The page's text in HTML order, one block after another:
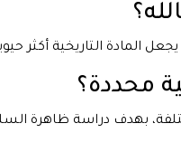
المادة التاريخية أكثر
محددة؟
بهدف دراسة ظاهرة